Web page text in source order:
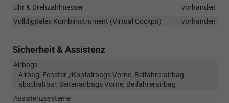
Uhr & Drehzahlmesser
vorhanden
Volldigitales Kombiinstrument (Virtual Cockpit)
vorhanden
Sicherheit & Assistenz
Airbags
Airbag, Fenster-/Kopfairbags Vorne, Beifahrerairbag
abschaltbar, Seitenairbags Vorne, Beifahrerairbag
Assistenzsysteme